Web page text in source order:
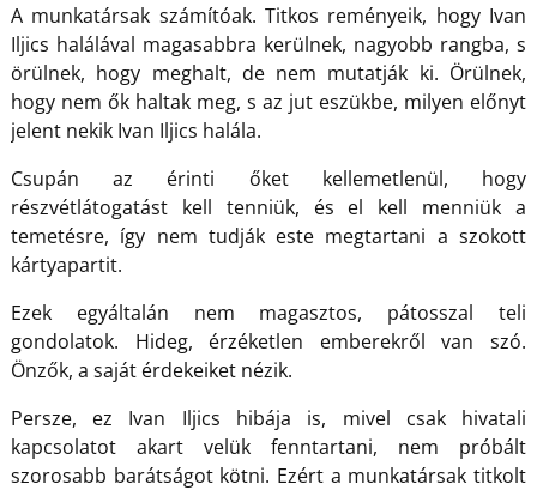
A munkatársak számítóak. Titkos reményeik, hogy Ivan
Iljics halálával magasabbra kerülnek, nagyobb rangba, s
örülnek, hogy meghalt, de nem mutatják ki. Örülnek,
hogy nem ők haltak meg, s az jut eszükbe, milyen előnyt
jelent nekik Ivan Iljics halála.
Csupán az érinti őket kellemetlenül, hogy
részvétlátogatást kell tenniük, és el kell menniük a
temetésre, így nem tudják este megtartani a szokott
kártyapartit.
Ezek egyáltalán nem magasztos, pátosszal teli
gondolatok. Hideg, érzéketlen emberekről van szó.
Önzők, a saját érdekeiket nézik.
Persze, ez Ivan Iljics hibája is, mivel csak hivatali
kapcsolatot akart velük fenntartani, nem próbált
szorosabb barátságot kötni. Ezért a munkatársak titkolt